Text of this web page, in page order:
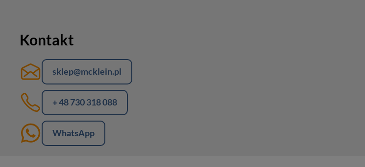
Kontakt
sklep@mcklein.pl
+ 48 730 318 088
WhatsApp